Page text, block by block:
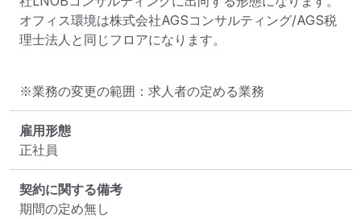
オフィス環境は株式会社AGSコンサルティング/AGS税
理士法人と同じフロアになります。
※業務の変更の範囲：求人者の定める業務
雇用形態
正社員
契約に関する備考
期間の定め無し